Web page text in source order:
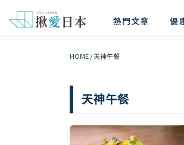
熱門文章 優
HOME/天神午餐
天神午餐